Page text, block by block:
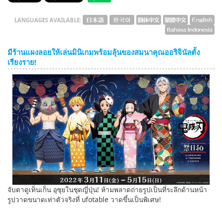
LANGUAGES AVAILABLE:
มีร้านแผงลอยให้เล่นมินิเกมพร้อมลุ้นของสมนาคุณออริจินัลตั้ง
เรียงราย!
จับตาดูเท็นเก็น อุซุยในชุดญี่ปุ่น! ห้ามพลาดถ่ายรูปเป็นที่ระลึกด้านหน้า
รูปวาดขนาดเท่าตัวจริงที่ ufotable วาดขึ้นเป็นพิเศษ!